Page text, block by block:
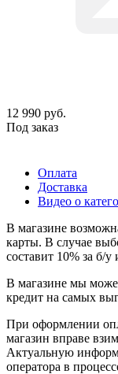
12 990 руб.
Под заказ
Оплата
Доставка
Видео о
В магазине
карты. В случае
составит 10% за б/
В магазине мы
кредит на самых
При оформлении
магазин вправе
Актуальную
оператора в